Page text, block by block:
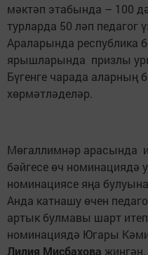
мәктәп этабында – 100
турларда 50 ләп педагог
Араларында республика
ярышларында призлы
Бүгенге чарада
хөрмәтләделәр.
Мөгаллимнәр арасында
бәйгесе өч номинациядә
номинациясе яңа
Анда катнашу өчен
артык булмавы шарт итеп
номинациядә Югары
Лилия Мисбахова